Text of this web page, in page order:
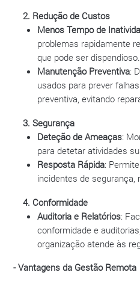
2. Redução de Custos
Menos Tempo de
problemas rapidamente
que pode ser dispendioso.
Manutenção Preventiva:
usados para prever
preventiva, evitando
3. Segurança
Deteção de Ameaças:
para detetar atividades
Resposta Rápida:
incidentes de segurança,
4. Conformidade
Auditoria e Relatórios:
conformidade e
organização atende às
- Vantagens da Gestão Remota